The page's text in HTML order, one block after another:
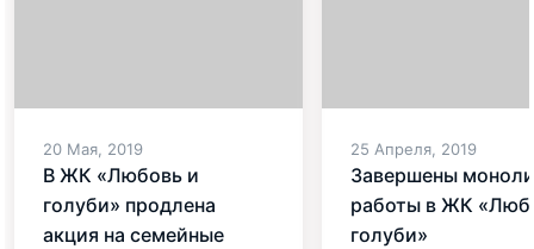
20 Мая, 2019
В ЖК «Любовь и
голуби» продлена
акция на семейные
25 Апреля, 2019
Завершены
работы в ЖК
голуби»